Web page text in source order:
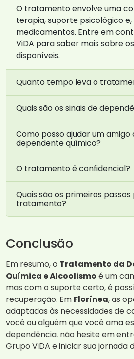
O tratamento envolve uma
terapia, suporte psicológico e,
medicamentos. Entre em
ViDA para saber mais sobre
disponíveis.
Quanto tempo leva o
Quais são os sinais de
Como posso ajudar um amigo
dependente químico?
O tratamento é confidencial?
Quais são os primeiros
tratamento?
Conclusão
Em resumo, o Tratamento da
Química e Alcoolismo é um
mas com o suporte certo, é
recuperação. Em Florínea, as
adaptadas às necessidades de
você ou alguém que você ama
dependência, não hesite em
Grupo ViDA e iniciar sua jornada